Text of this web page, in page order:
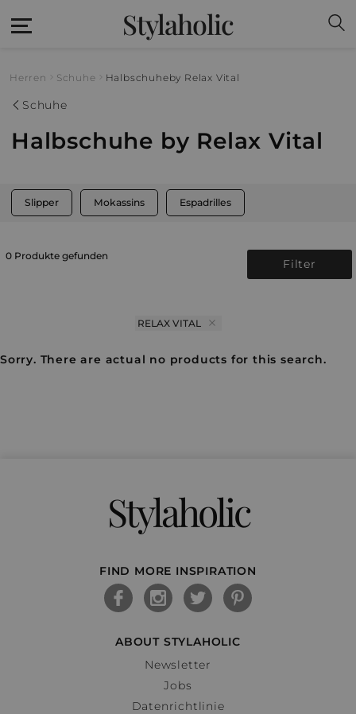
Stylaholic
Herren Schuhe Halbschuheby Relax Vital
Schuhe
Halbschuhe by Relax Vital
Slipper Mokassins Espadrilles
0 Produkte gefunden
Filter
RELAX VITAL
Sorry. There are actual no products for this search.
Stylaholic
FIND MORE INSPIRATION
ABOUT STYLAHOLIC
Newsletter
Jobs
Datenrichtlinie